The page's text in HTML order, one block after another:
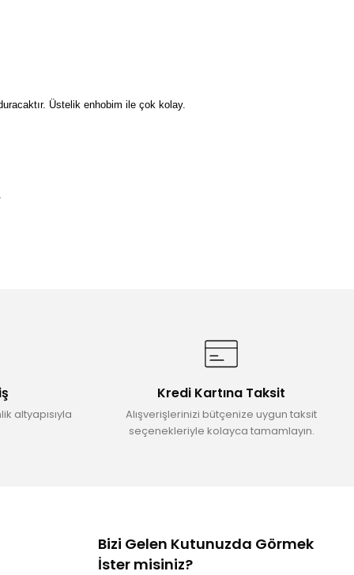
Üstelik enhobim ile çok kolay.
altyapısıyla
Kredi Kartına Taksit
Alışverişlerinizi bütçenize uygun taksit
seçenekleriyle kolayca tamamlayın.
Bizi Gelen Kutunuzda Görmek
İster misiniz?